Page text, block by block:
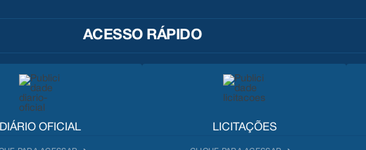
ACESSO RÁPIDO
DIÁRIO OFICIAL LICITAÇÕES